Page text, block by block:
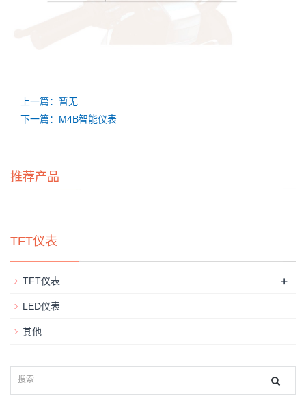
上一篇：暂无
下一篇：M4B智能仪表
推荐产品
TFT仪表
TFT仪表 +
LED仪表
其他